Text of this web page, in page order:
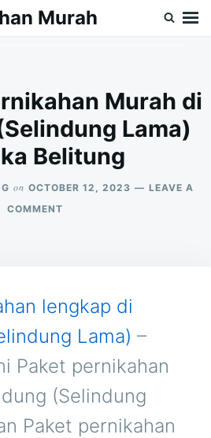
Murah
Murah di
Lama)
Belitung
on OCTOBER 12, 2023
LEAVE A
COMMENTON
SELINDUNG
(SELINDUNG
LAMA)
BANGKA
BELITUNG
lengkap di
Lama) –
Paket pernikahan
(Selindung
Paket pernikahan